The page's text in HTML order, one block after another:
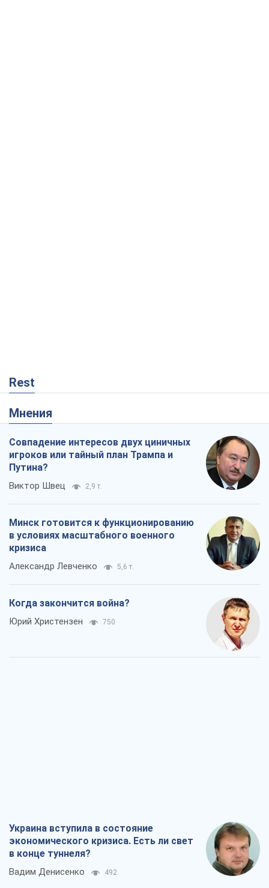
Rest
Мнения
Совпадение интересов двух циничных
игроков или тайный план Трампа и
Путина?
Виктор Швец 2,9 т.
Минск готовится к функционированию
в условиях масштабного военного
кризиса
Александр Левченко 5,6 т.
Когда закончится война?
Юрий Христензен 750
Украина вступила в состояние
экономического кризиса. Есть ли свет
в конце туннеля?
Вадим Денисенко 492